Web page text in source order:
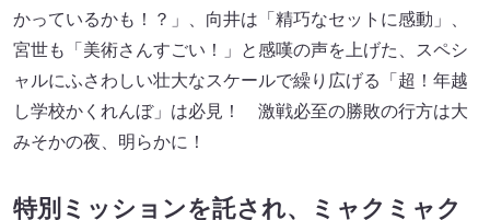
かっているかも！？」、向井は「精巧なセットに感動」、
宮世も「美術さんすごい！」と感嘆の声を上げた、スペシ
ャルにふさわしい壮大なスケールで繰り広げる「超！年越
し学校かくれんぼ」は必見！ 激戦必至の勝敗の行方は大
みそかの夜、明らかに！
特別ミッションを託され、ミャクミャク